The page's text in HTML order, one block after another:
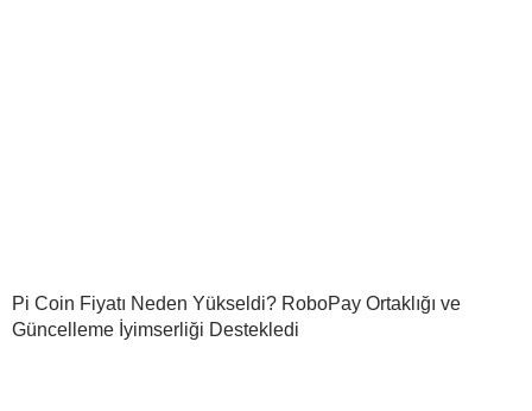
Pi Coin Fiyatı Neden Yükseldi? RoboPay Ortaklığı ve
Güncelleme İyimserliği Destekledi